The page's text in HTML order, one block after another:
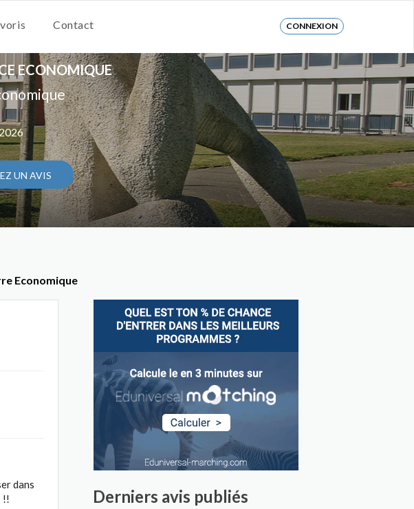
Contact CONNEXION
ECONOMIQUE
UN AVIS
Economique
dans
!!
Derniers avis publiés